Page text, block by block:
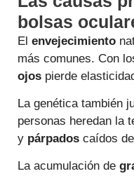
bolsas
El envejecimiento
más comunes. Con
ojos pierde
La genética también
personas heredan la
y párpados caídos
La acumulación de